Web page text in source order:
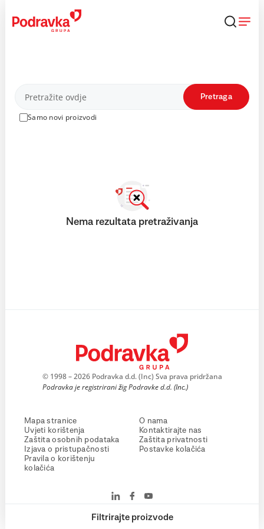
content
Proizvodi
Samo novi proizvodi
Pretraga
Filtrirajte proizvode
Nema rezultata pretraživanja
© 1998 – 2026 Podravka d.d. (Inc) Sva prava pridržana
Podravka je registrirani žig Podravke d.d. (Inc.)
Mapa stranice
Uvjeti korištenja
Zaštita osobnih podataka
Izjava o pristupačnosti
Pravila o korištenju
kolačića
O nama
Kontaktirajte nas
Zaštita privatnosti
Postavke kolačića